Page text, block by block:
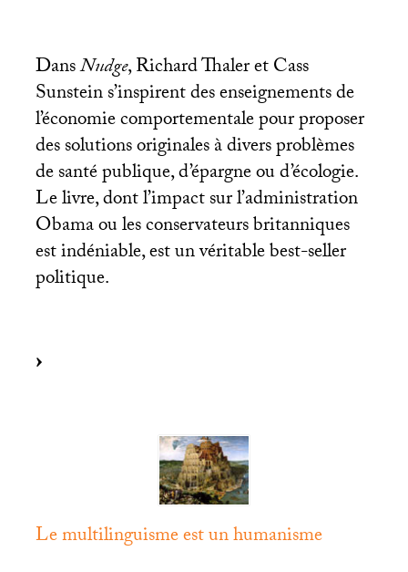
DansNudge, Richard Thaler et Cass
Sunstein s’inspirent des enseignements de
l’économie comportementale pour proposer
des solutions originales à divers problèmes
de santé publique, d’épargne ou d’écologie.
Le livre, dont l’impact sur l’administration
Obama ou les conservateurs britanniques
est indéniable, est un véritable best-seller
politique.
Le multilinguisme est un humanisme